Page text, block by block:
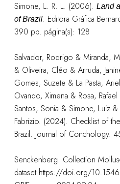
Simone, L. R. L. (2006). Land
of Brazil. Editora Gráfica
390 pp. página(s): 128
Salvador, Rodrigo & Miranda,
& Oliveira, Cléo & Arruda,
Gomes, Suzete & La Pasta,
Ovando, Ximena & Rosa,
Santos, Sonia & Simone, Luiz
Fabrizio. (2024). Checklist of
Brazil. Journal of Conchology.
Senckenberg. Collection
dataset https://doi.org/